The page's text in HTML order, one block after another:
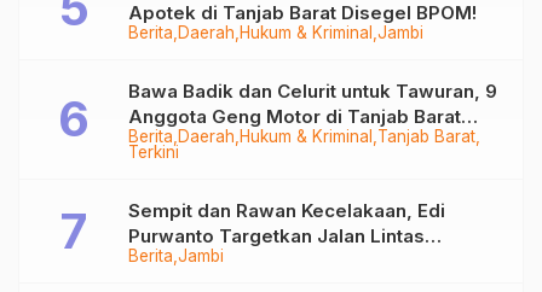
Berita Daerah Hukum & Kriminal Jambi
Apotek di Tanjab Barat Disegel BPOM!
Berita Daerah Hukum & Kriminal Tanjab Barat
Terkini
Bawa Badik dan Celurit untuk Tawuran, 9
Anggota Geng Motor di Tanjab Barat
Diringkus
Berita Jambi
Sempit dan Rawan Kecelakaan, Edi
Purwanto Targetkan Jalan Lintas
Tungkal-Jambi Mulus di 2028